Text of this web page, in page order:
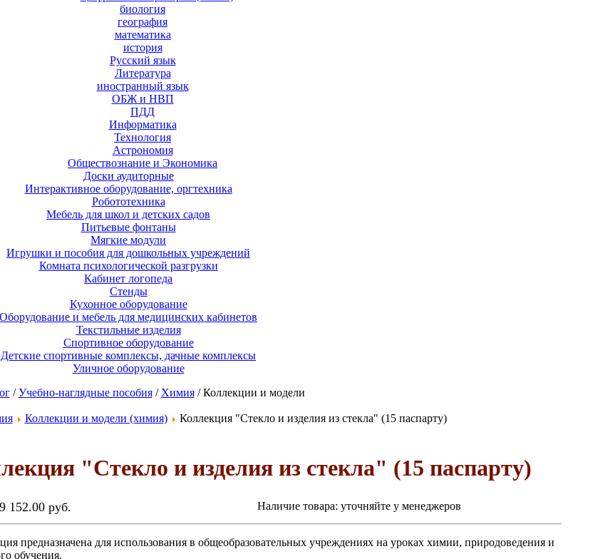
биология
география
математика
история
Русский язык
Литература
иностранный язык
ОБЖ и НВП
ПДД
Информатика
Технология
Астрономия
Обществознание и Экономика
Доски аудиторные
Интерактивное оборудование, оргтехника
Робототехника
Мебель для школ и детских садов
Питьевые фонтаны
Мягкие модули
Игрушки и пособия для дошкольных учреждений
Комната психологической разгрузки
Кабинет логопеда
Стенды
Кухонное оборудование
Оборудование и мебель для медицинских кабинетов
Текстильные изделия
Спортивное оборудование
Детские спортивные комплексы, дачные комплексы
Уличное оборудование
/Учебно-наглядные пособия/ Химия/ Коллекции и модели
Коллекции и модели (химия) Коллекция "Стекло и изделия из стекла" (15 паспарту)
"Стекло и изделия из стекла" (15 паспарту)
9 152.00 руб. Наличие товара: уточняйте у менеджеров
предназначена для использования в общеобразовательных учреждениях на уроках химии, природоведения и
обучения.